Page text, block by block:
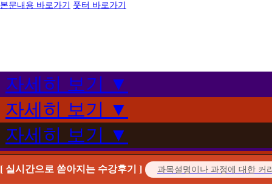
본문내용 바로가기 풋터 바로가기
자세히 보기 ▼
자세히 보기 ▼
자세히 보기 ▼
[ 실시간으로 쏟아지는 수강후기 ]